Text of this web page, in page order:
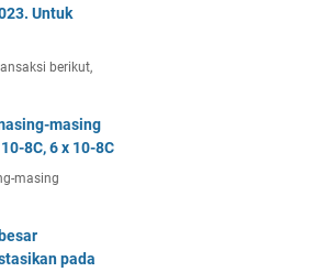
Untuk
berikut,
masing
8C, 6 x 10-8C
masing
pada